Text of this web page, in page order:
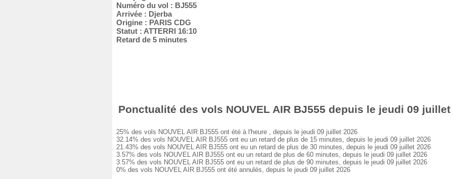
Numéro du vol : BJ555
Arrivée : Djerba
Origine : PARIS CDG
Statut : ATTERRI 16:10
Retard de 5 minutes
Ponctualité des vols NOUVEL AIR BJ555 depuis le jeudi 09 juillet
25% des vols NOUVEL AIR BJ555 ont été à l'heure , depuis le jeudi 09 juillet 2026
32.14% des vols NOUVEL AIR BJ555 ont eu un retard de plus de 15 minutes, depuis le jeudi 09 juillet 2026
21.43% des vols NOUVEL AIR BJ555 ont eu un retard de plus de 30 minutes, depuis le jeudi 09 juillet 2026
3.57% des vols NOUVEL AIR BJ555 ont eu un retard de plus de 60 minutes, depuis le jeudi 09 juillet 2026
3.57% des vols NOUVEL AIR BJ555 ont eu un retard de plus de 90 minutes, depuis le jeudi 09 juillet 2026
0% des vols NOUVEL AIR BJ555 ont été annulés, depuis le jeudi 09 juillet 2026